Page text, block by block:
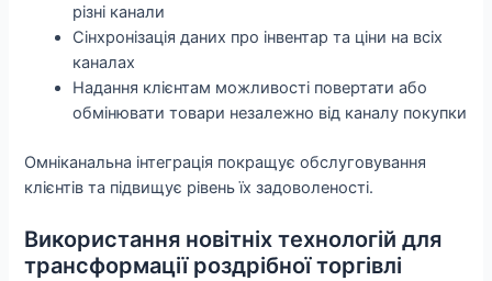
різні канали
Сінхронізація даних про інвентар та ціни на всіх
каналах
Надання клієнтам можливості повертати або
обмінювати товари незалежно від каналу покупки
Омніканальна інтеграція покращує обслуговування
клієнтів та підвищує рівень їх задоволеності.
Використання новітніх технологій для
трансформації роздрібної торгівлі